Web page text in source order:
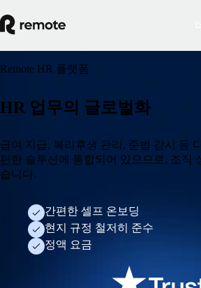
Remote HR 플랫폼
HR 업무의 글로벌화
급여 지급, 복리후생 관리, 준법 감시 등
편한 솔루션에 통합되어 있으므로, 조직
습니다.
간편한 셀프 온보딩
현지 규정 철저히 준수
정액 요금